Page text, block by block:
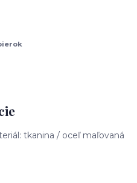
tkanina / oceľ maľovaná